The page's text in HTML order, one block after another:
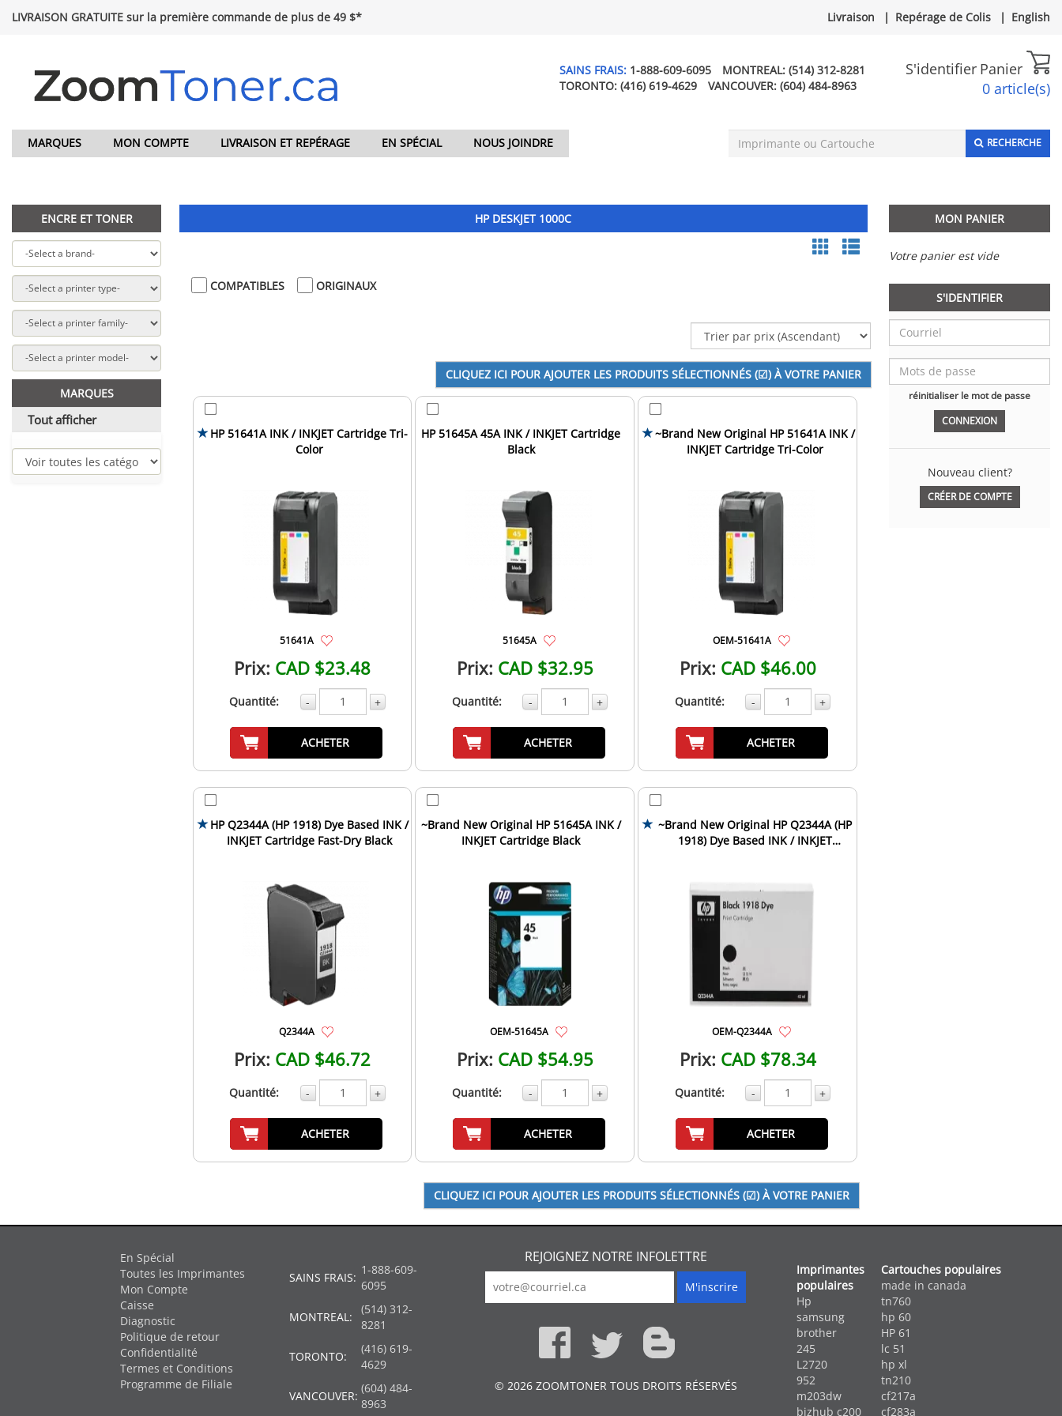
LIVRAISON GRATUITE sur la première commande de plus de 49 $* Livraison | Repérage de Colis | English
SAINS FRAIS: 1-888-609-6095 MONTREAL: (514) 312-8281
TORONTO: (416) 619-4629 VANCOUVER: (604) 484-8963
S'identifier Panier
0 article(s)
MARQUES MON COMPTE LIVRAISON ET REPÉRAGE EN SPÉCIAL NOUS JOINDRE RECHERCHE
ENCRE ET TONER
MARQUES
Tout afficher
HP DESKJET 1000C
COMPATIBLES ORIGINAUX
HP 51641A INK / INKJET Cartridge Tri-
Color
51641A
Prix: CAD $23.48
Quantité: - +
ACHETER
HP 51645A 45A INK / INKJET Cartridge
Black
51645A
Prix: CAD $32.95
Quantité: - +
ACHETER
~Brand New Original HP 51641A INK /
INKJET Cartridge Tri-Color
OEM-51641A
Prix: CAD $46.00
Quantité: - +
ACHETER
HP Q2344A (HP 1918) Dye Based INK /
INKJET Cartridge Fast-Dry Black
Q2344A
Prix: CAD $46.72
Quantité: - +
ACHETER
~Brand New Original HP 51645A INK /
INKJET Cartridge Black
OEM-51645A
Prix: CAD $54.95
Quantité: - +
ACHETER
~Brand New Original HP Q2344A (HP
1918) Dye Based INK / INKJET
OEM-Q2344A
Prix: CAD $78.34
Quantité: - +
ACHETER
MON PANIER
Votre panier est vide
S'IDENTIFIER
réinitialiser le mot de passe
Nouveau client?
CRÉER DE COMPTE
En Spécial
Toutes les Imprimantes
Mon Compte
Caisse
Diagnostic
Politique de retour
Confidentialité
Termes et Conditions
Programme de Filiale
SAINS FRAIS:
1-888-609-
6095
MONTREAL:
(514) 312-
8281
TORONTO:
(416) 619-
4629
VANCOUVER:
(604) 484-
8963
REJOIGNEZ NOTRE INFOLETTRE
© 2026 ZOOMTONER TOUS DROITS RÉSERVÉS
Imprimantes
populaires
Hp
samsung
brother
245
L2720
952
m203dw
bizhub c200
Cartouches populaires
made in canada
tn760
hp 60
HP 61
lc 51
hp xl
tn210
cf217a
cf283a